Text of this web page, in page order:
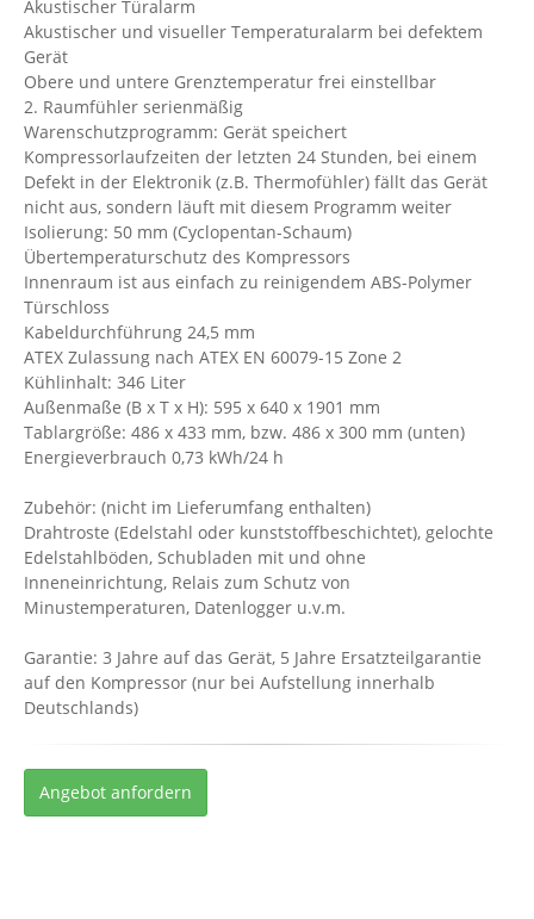
Akustischer Türalarm
Akustischer und visueller Temperaturalarm bei defektem
Gerät
Obere und untere Grenztemperatur frei einstellbar
2. Raumfühler serienmäßig
Warenschutzprogramm: Gerät speichert
Kompressorlaufzeiten der letzten 24 Stunden, bei einem
Defekt in der Elektronik (z.B. Thermofühler) fällt das Gerät
nicht aus, sondern läuft mit diesem Programm weiter
Isolierung: 50 mm (Cyclopentan-Schaum)
Übertemperaturschutz des Kompressors
Innenraum ist aus einfach zu reinigendem ABS-Polymer
Türschloss
Kabeldurchführung 24,5 mm
ATEX Zulassung nach ATEX EN 60079-15 Zone 2
Kühlinhalt: 346 Liter
Außenmaße (B x T x H): 595 x 640 x 1901 mm
Tablargröße: 486 x 433 mm, bzw. 486 x 300 mm (unten)
Energieverbrauch 0,73 kWh/24 h
Zubehör: (nicht im Lieferumfang enthalten)
Drahtroste (Edelstahl oder kunststoffbeschichtet), gelochte
Edelstahlböden, Schubladen mit und ohne
Inneneinrichtung, Relais zum Schutz von
Minustemperaturen, Datenlogger u.v.m.
Garantie: 3 Jahre auf das Gerät, 5 Jahre Ersatzteilgarantie
auf den Kompressor (nur bei Aufstellung innerhalb
Deutschlands)
Angebot anfordern